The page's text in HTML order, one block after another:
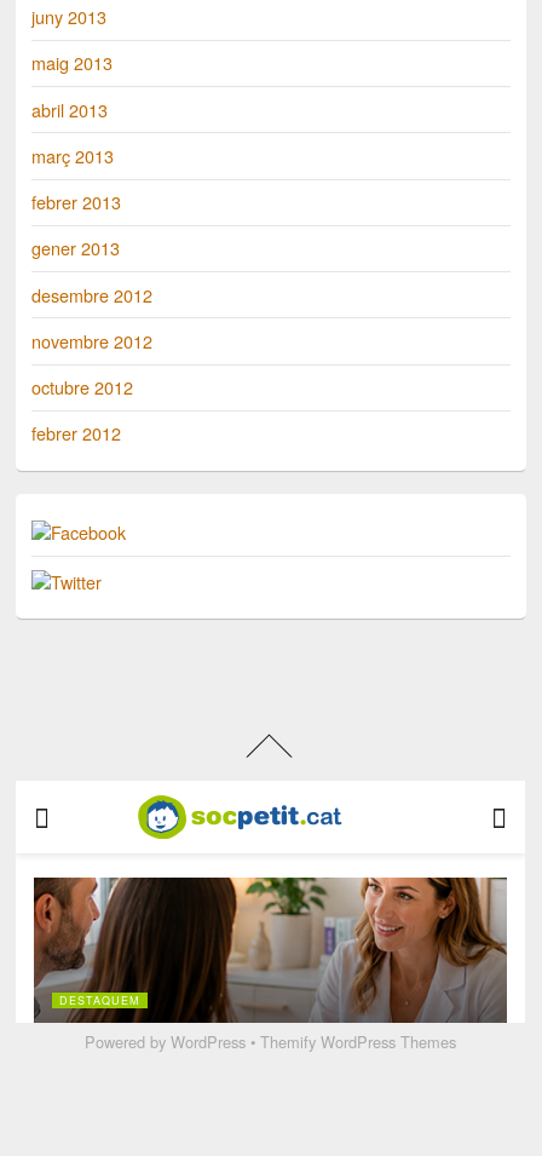
juny 2013
maig 2013
abril 2013
març 2013
febrer 2013
gener 2013
desembre 2012
novembre 2012
octubre 2012
febrer 2012
Powered byWordPress •Themify WordPress Themes